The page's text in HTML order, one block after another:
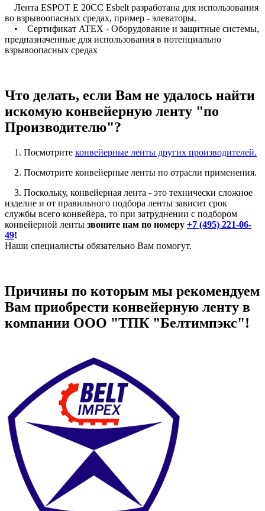
Лента ESPOT E 20CC Esbelt разработана для использования
во взрывоопасных средах, пример - элеваторы.
• Сертификат ATEX - Оборудование и защитные системы,
предназначенные для использования в потенциально
взрывоопасных средах
Что делать, если Вам не удалось найти
искомую конвейерную ленту "по
Производителю"?
1. Посмотрите конвейерные ленты других производителей.
2. Посмотрите конвейерные ленты по отрасли применения.
3. Поскольку, конвейерная лента - это технически сложное
изделие и от правильного подбора ленты зависит срок
службы всего конвейера, то при затруднении с подбором
конвейерной ленты звоните нам по номеру +7 (495) 221-06-
49!
Наши специалисты обязательно Вам помогут.
Причины по которым мы рекомендуем
Вам приобрести конвейерную ленту в
компании ООО "ТПК "Белтимпэкс"!